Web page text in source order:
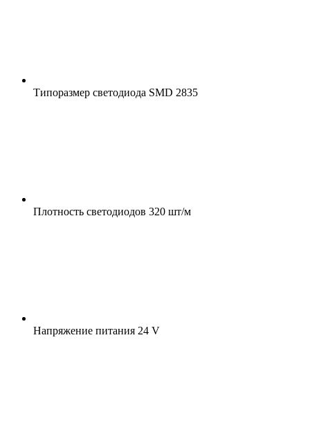
Типоразмер светодиода SMD 2835
Плотность светодиодов 320 шт/м
Напряжение питания 24 V